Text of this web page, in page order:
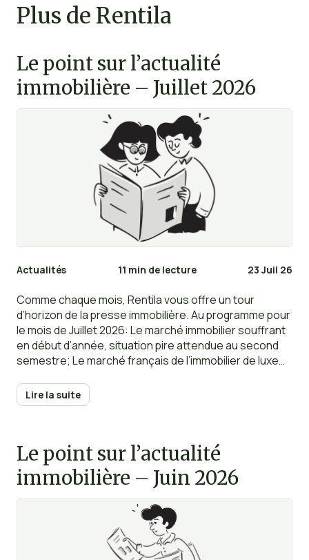
Plus de Rentila
Le point sur l’actualité
immobilière – Juillet 2026
Actualités 11 min de lecture 23 Juil 26
Comme chaque mois, Rentila vous offre un tour
d’horizon de la presse immobilière. Au programme pour
le mois de Juillet 2026: Le marché immobilier souffrant
en début d’année, situation pire attendue au second
semestre; Le marché français de l’immobilier de luxe
toutes les charges que vous pouvez déduire en 2026;
Pourquoi la hausse des taux de la BCE ne change
?…
Lire la suite
Le point sur l’actualité
immobilière – Juin 2026